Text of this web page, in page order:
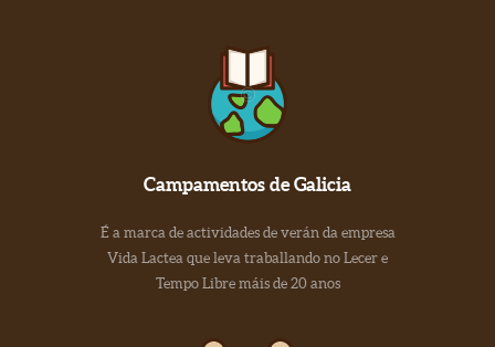
Campamentos de Galicia
É a marca de actividades de verán da empresa
Vida Lactea que leva traballando no Lecer e
Tempo Libre máis de 20 anos